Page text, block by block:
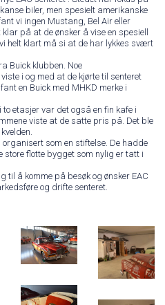
biler, men spesielt amerikanske
vi ingen Mustang, Bel Air eller
på at de ønsker å vise en spesiell
helt klart må si at de har lykkes svært
Buick klubben. Noe
i og med at de kjørte til senteret
en Buick med MHKD merke i
etasjer var det også en fin kafe i
viste at de satte pris på. Det ble
som en stiftelse. De hadde
store flotte bygget som nylig er tatt i
til å komme på besøk og ønsker EAC
og drifte senteret.